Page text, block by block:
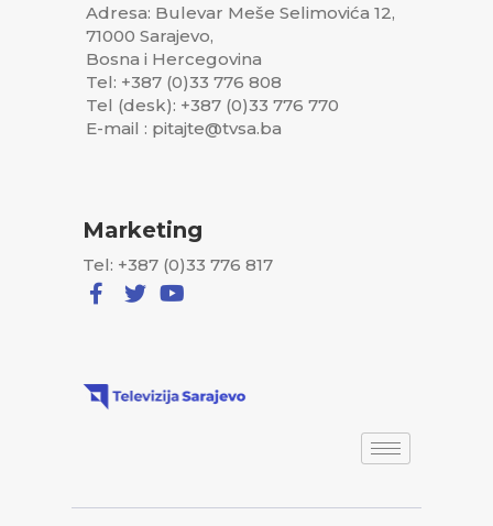
Adresa: Bulevar Meše Selimovića 12,
71000 Sarajevo,
Bosna i Hercegovina
Tel: +387 (0)33 776 808
Tel (desk): +387 (0)33 776 770
E-mail : pitajte@tvsa.ba
Marketing
Tel: +387 (0)33 776 817